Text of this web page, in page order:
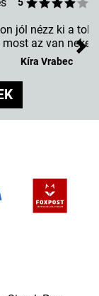
imádom ezt a